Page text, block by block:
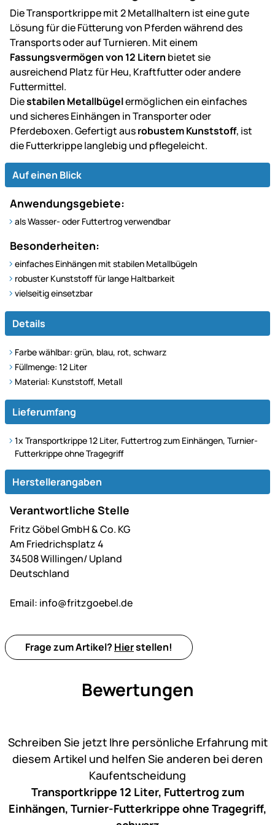
Die Transportkrippe mit 2 Metallhaltern ist eine gute
Lösung für die Fütterung von Pferden während des
Transports oder auf Turnieren. Mit einem
Fassungsvermögen von 12 Litern bietet sie
ausreichend Platz für Heu, Kraftfutter oder andere
Futtermittel.
Diestabilen Metallbügelermöglichen ein einfaches
und sicheres Einhängen in Transporter oder
Pferdeboxen. Gefertigt ausrobustem Kunststoff, ist
die Futterkrippe langlebig und pflegeleicht.
Auf einen Blick
Anwendungsgebiete:
als Wasser- oder Futtertrog verwendbar
Besonderheiten:
einfaches Einhängen mit stabilen Metallbügeln
robuster Kunststoff für lange Haltbarkeit
vielseitig einsetzbar
Details
Farbe wählbar: grün, blau, rot, schwarz
Füllmenge: 12 Liter
Material: Kunststoff, Metall
Lieferumfang
1x Transportkrippe 12 Liter, Futtertrog zum Einhängen, Turnier-
Futterkrippe ohne Tragegriff
Herstellerangaben
Verantwortliche Stelle
Fritz Göbel GmbH & Co. KG
Am Friedrichsplatz 4
34508 Willingen/ Upland
Deutschland
Email: info@fritzgoebel.de
Frage zum Artikel? Hierstellen!
Bewertungen
Schreiben Sie jetzt Ihre persönliche Erfahrung mit
diesem Artikel und helfen Sie anderen bei deren
Kaufentscheidung
Transportkrippe 12 Liter, Futtertrog zum
Einhängen, Turnier-Futterkrippe ohne Tragegriff,